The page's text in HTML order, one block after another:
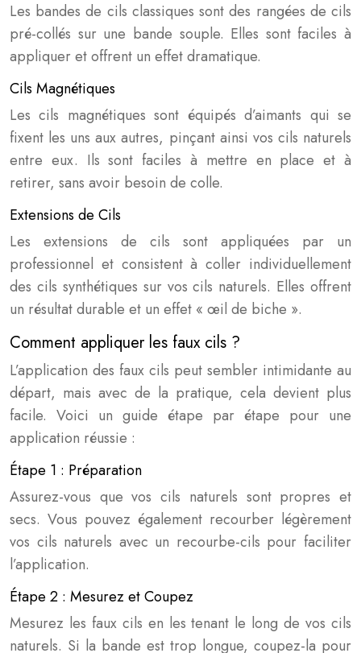
Les bandes de cils classiques sont des rangées de cils
pré-collés sur une bande souple. Elles sont faciles à
appliquer et offrent un effet dramatique.
Cils Magnétiques
Les cils magnétiques sont équipés d’aimants qui se
fixent les uns aux autres, pinçant ainsi vos cils naturels
entre eux. Ils sont faciles à mettre en place et à
retirer, sans avoir besoin de colle.
Extensions de Cils
Les extensions de cils sont appliquées par un
professionnel et consistent à coller individuellement
des cils synthétiques sur vos cils naturels. Elles offrent
un résultat durable et un effet « œil de biche ».
Comment appliquer les faux cils ?
L’application des faux cils peut sembler intimidante au
départ, mais avec de la pratique, cela devient plus
facile. Voici un guide étape par étape pour une
application réussie :
Étape 1 : Préparation
Assurez-vous que vos cils naturels sont propres et
secs. Vous pouvez également recourber légèrement
vos cils naturels avec un recourbe-cils pour faciliter
l’application.
Étape 2 : Mesurez et Coupez
Mesurez les faux cils en les tenant le long de vos cils
naturels. Si la bande est trop longue, coupez-la pour